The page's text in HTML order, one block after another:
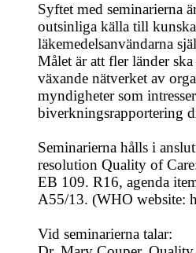
Syftet med seminarierna
outsinliga källa till
läkemedelsanvändarna
Målet är att fler länder
växande nätverket av
myndigheter som
biverkningsrapportering
Seminarierna hålls i
resolution Quality of
EB 109. R16, agenda
A55/13. (WHO website:
Vid seminarierna talar: